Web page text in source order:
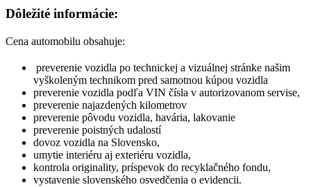
Dôležité informácie:
Cena automobilu obsahuje:
preverenie vozidla po technickej a vizuálnej stránke našim
vyškoleným technikom pred samotnou kúpou vozidla
preverenie vozidla podľa VIN čísla v autorizovanom servise,
preverenie najazdených kilometrov
preverenie pôvodu vozidla, havária, lakovanie
preverenie poistných udalostí
dovoz vozidla na Slovensko,
umytie interiéru aj exteriéru vozidla,
kontrola originality, príspevok do recyklačného fondu,
vystavenie slovenského osvedčenia o evidencii.